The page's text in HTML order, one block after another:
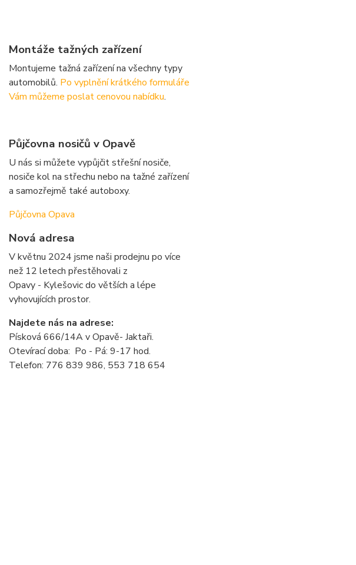
Montáže tažných zařízení
Montujeme tažná zařízení na všechny typy
automobilů. Po vyplnění krátkého formuláře
Vám můžeme poslat cenovou nabídku.
Půjčovna nosičů v Opavě
U nás si můžete vypůjčit střešní nosiče,
nosiče kol na střechu nebo na tažné zařízení
a samozřejmě také autoboxy.
Půjčovna Opava
Nová adresa
V květnu 2024 jsme naši prodejnu po více
než 12 letech přestěhovali z
Opavy - Kylešovic do větších a lépe
vyhovujících prostor.
Najdete nás na adrese:
Písková 666/14A v Opavě- Jaktaři.
Otevírací doba: Po - Pá: 9-17 hod.
Telefon: 776 839 986, 553 718 654